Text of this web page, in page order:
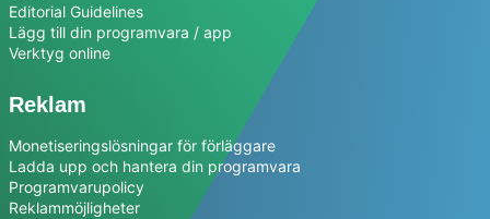
Editorial Guidelines
Lägg till din programvara / app
Verktyg online
Reklam
Monetiseringslösningar för förläggare
Ladda upp och hantera din programvara
Programvarupolicy
Reklammöjligheter